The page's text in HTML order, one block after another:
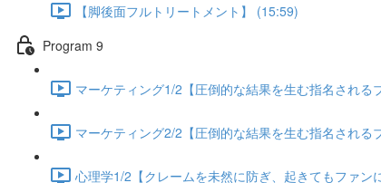
【脚後面フルトリートメント】 (15:59)
Program 9
マーケティング1/2【圧倒的な結果を生む指名される
マーケティング2/2【圧倒的な結果を生む指名される
心理学1/2【クレームを未然に防ぎ、起きてもファン